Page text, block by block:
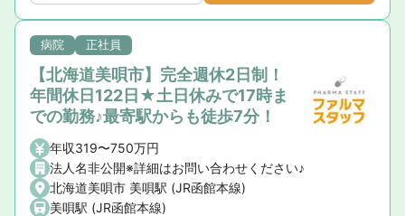
病院 正社員
【北海道美唄市】完全週休2日制！
年間休日122日★土日休みで17時ま
での勤務♪最寄駅からも徒歩7分！
年収319〜750万円
法人名非公開※詳細はお問い合わせください♪
北海道美唄市 美唄駅 (JR函館本線)
美唄駅 (JR函館本線)